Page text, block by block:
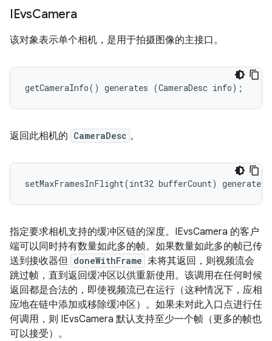
IEvsCamera
该对象表示单个相机，是用于拍摄图像的主接口。
getCameraInfo() generates (CameraDesc info);
返回此相机的 CameraDesc 。
setMaxFramesInFlight(int32 bufferCount)
指定要求相机支持的缓冲区链的深度。IEvsCamera 的客户
端可以同时持有数量如此多的帧。如果数量如此多的帧已传
送到接收器但 doneWithFrame 未将其返回，则视频流会
跳过帧，直到返回缓冲区以供重新使用。该调用在任何时候
返回都是合法的，即使视频流已在运行（这种情况下，应相
应地在链中添加或移除缓冲区）。如果未对此入口点进行任
何调用，则 IEvsCamera 默认支持至少一个帧（更多的帧也
可以接受）。